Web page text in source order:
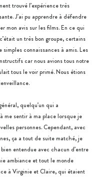
trouvé l’expérience très
J’ai pu apprendre à défendre
mon avis sur les films. En ce qui
un très bon groupe, certains
simples connaissances à amis. Les
car nous avions tous notre
tous le voir primé. Nous étions
quelqu’un qui a
me sentir à ma place lorsque je
personnes. Cependant, avec
ça a tout de suite matché, je
entendue avec chacun d’entre
ambiance et tout le monde
à Virginie et Claire, qui étaient